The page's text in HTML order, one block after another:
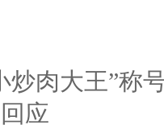
炒肉大王”称
应